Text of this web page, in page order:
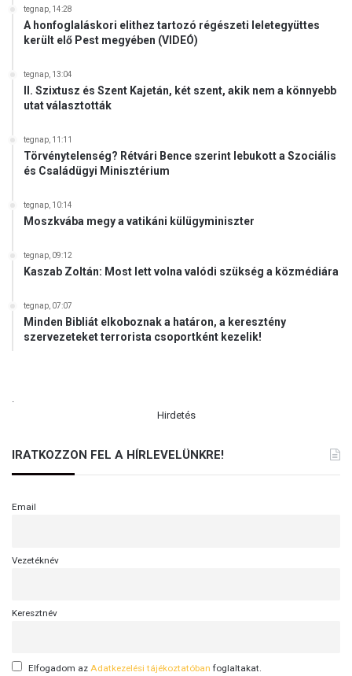
tegnap, 14:28
A honfoglaláskori elithez tartozó régészeti leletegyüttes
került elő Pest megyében (VIDEÓ)
tegnap, 13:04
II. Szixtusz és Szent Kajetán, két szent, akik nem a könnyebb
utat választották
tegnap, 11:11
Törvénytelenség? Rétvári Bence szerint lebukott a Szociális
és Családügyi Minisztérium
tegnap, 10:14
Moszkvába megy a vatikáni külügyminiszter
tegnap, 09:12
Kaszab Zoltán: Most lett volna valódi szükség a közmédiára
tegnap, 07:07
Minden Bibliát elkoboznak a határon, a keresztény
szervezeteket terrorista csoportként kezelik!
.
Hirdetés
IRATKOZZON FEL A HÍRLEVELÜNKRE!
Email
Vezetéknév
Keresztnév
Elfogadom az Adatkezelési tájékoztatóban foglaltakat.